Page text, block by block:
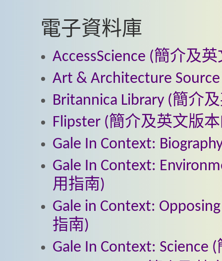
電子資料庫
AccessScience (簡介及
Art & Architecture
Britannica Library (簡介
Flipster (簡介及英文版
Gale In Context:
Gale In Context:
用指南)
Gale in Context:
指南)
Gale In Context: